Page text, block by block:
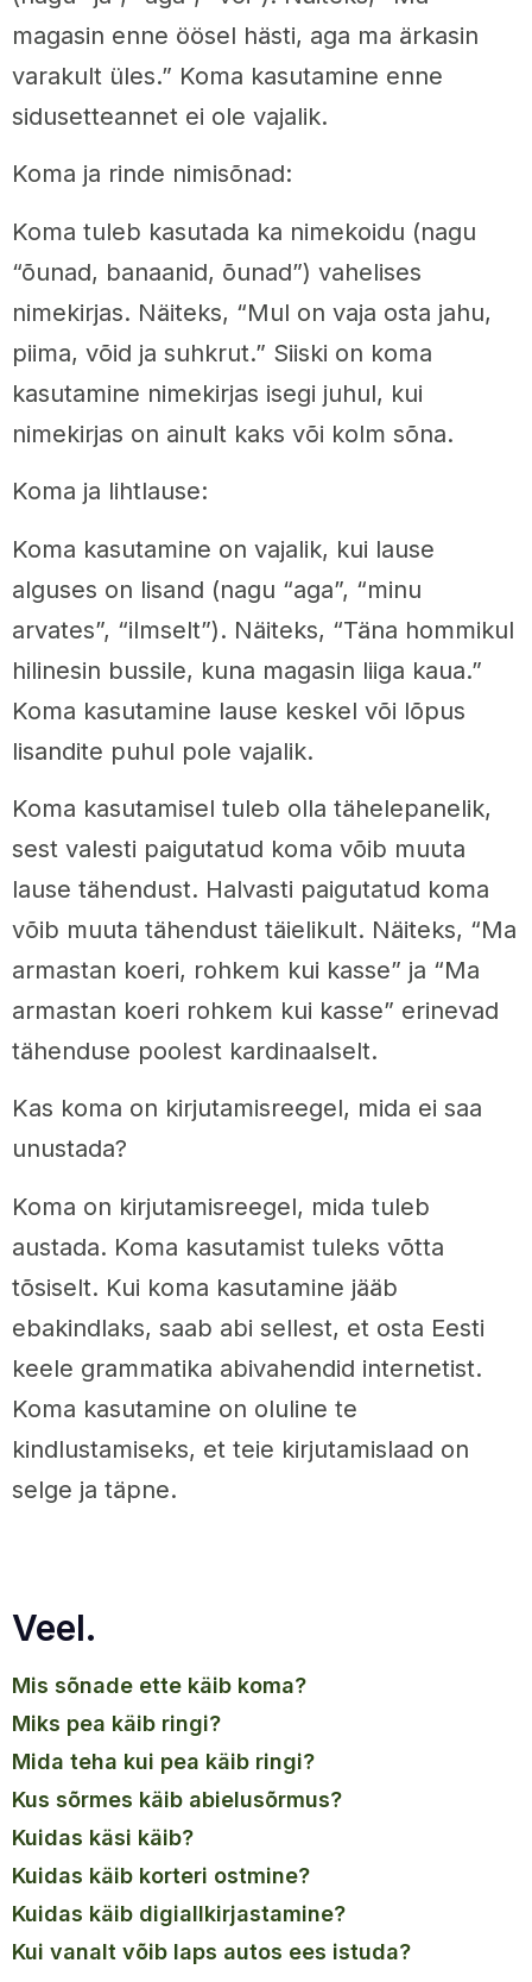
magasin enne öösel hästi, aga ma ärkasin
varakult üles.” Koma kasutamine enne
sidusetteannet ei ole vajalik.
Koma ja rinde nimisõnad:
Koma tuleb kasutada ka nimekoidu (nagu
“õunad, banaanid, õunad”) vahelises
nimekirjas. Näiteks, “Mul on vaja osta jahu,
piima, võid ja suhkrut.” Siiski on koma
kasutamine nimekirjas isegi juhul, kui
nimekirjas on ainult kaks või kolm sõna.
Koma ja lihtlause:
Koma kasutamine on vajalik, kui lause
alguses on lisand (nagu “aga”, “minu
arvates”, “ilmselt”). Näiteks, “Täna hommikul
hilinesin bussile, kuna magasin liiga kaua.”
Koma kasutamine lause keskel või lõpus
lisandite puhul pole vajalik.
Koma kasutamisel tuleb olla tähelepanelik,
sest valesti paigutatud koma võib muuta
lause tähendust. Halvasti paigutatud koma
võib muuta tähendust täielikult. Näiteks, “Ma
armastan koeri, rohkem kui kasse” ja “Ma
armastan koeri rohkem kui kasse” erinevad
tähenduse poolest kardinaalselt.
Kas koma on kirjutamisreegel, mida ei saa
unustada?
Koma on kirjutamisreegel, mida tuleb
austada. Koma kasutamist tuleks võtta
tõsiselt. Kui koma kasutamine jääb
ebakindlaks, saab abi sellest, et osta Eesti
keele grammatika abivahendid internetist.
Koma kasutamine on oluline te
kindlustamiseks, et teie kirjutamislaad on
selge ja täpne.
Veel.
mis sõnade ette käib koma?
miks pea käib ringi?
mida teha kui pea käib ringi?
kus sõrmes käib abielusõrmus?
kuidas käsi käib?
kuidas käib korteri ostmine?
kuidas käib digiallkirjastamine?
kui vanalt võib laps autos ees istuda?